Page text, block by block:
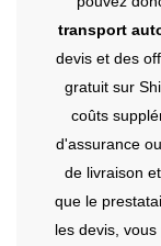
transport
devis et des
gratuit sur
coûts
d'assurance
de livraison
que le
les devis,